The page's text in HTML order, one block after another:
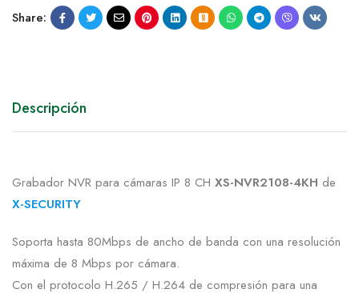
Share:
Descripción
Grabador NVR para cámaras IP 8 CH XS-NVR2108-4KH de
X-SECURITY
Soporta hasta 80Mbps de ancho de banda con una resolución
máxima de 8 Mbps por cámara.
Con el protocolo H.265 / H.264 de compresión para una